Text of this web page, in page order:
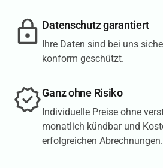
Datenschutz garantiert
Ihre Daten sind bei uns
konform geschützt.
Ganz ohne Risiko
Individuelle Preise ohne
monatlich kündbar und
erfolgreichen Abrechnungen.